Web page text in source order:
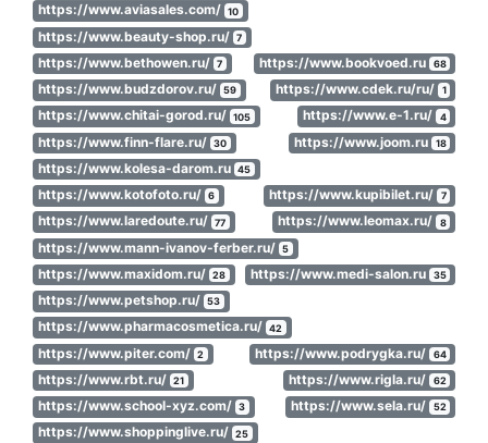
https://www.aviasales.com/ 10
https://www.beauty-shop.ru/ 7
https://www.bethowen.ru/ 7 https://www.bookvoed.ru 68
https://www.budzdorov.ru/ 59 https://www.cdek.ru/ru/ 1
https://www.chitai-gorod.ru/ 105 https://www.e-1.ru/ 4
https://www.finn-flare.ru/ 30 https://www.joom.ru 18
https://www.kolesa-darom.ru 45
https://www.kotofoto.ru/ 6 https://www.kupibilet.ru/ 7
https://www.laredoute.ru/ 77 https://www.leomax.ru/ 8
https://www.mann-ivanov-ferber.ru/ 5
https://www.maxidom.ru/ 28 https://www.medi-salon.ru 35
https://www.petshop.ru/ 53
https://www.pharmacosmetica.ru/ 42
https://www.piter.com/ 2 https://www.podrygka.ru/ 64
https://www.rbt.ru/ 21 https://www.rigla.ru/ 62
https://www.school-xyz.com/ 3 https://www.sela.ru/ 52
https://www.shoppinglive.ru/ 25